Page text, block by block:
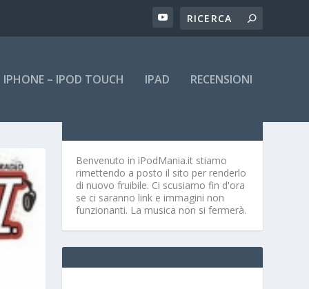
IPHONE – IPOD TOUCH IPAD RECENSIONI
Benvenuto in iPodMania.it stiamo
rimettendo a posto il sito per renderlo
di nuovo fruibile. Ci scusiamo fin d'ora
se ci saranno link e immagini non
funzionanti. La musica non si fermerà.